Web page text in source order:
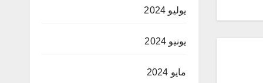
يوليو 2024
يونيو 2024
مايو 2024